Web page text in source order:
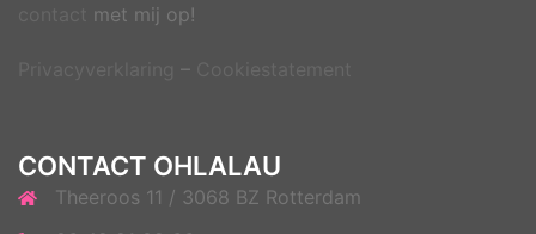
met mij op!
–
CONTACT OHLALAU
Theeroos 11 / 3068 BZ Rotterdam